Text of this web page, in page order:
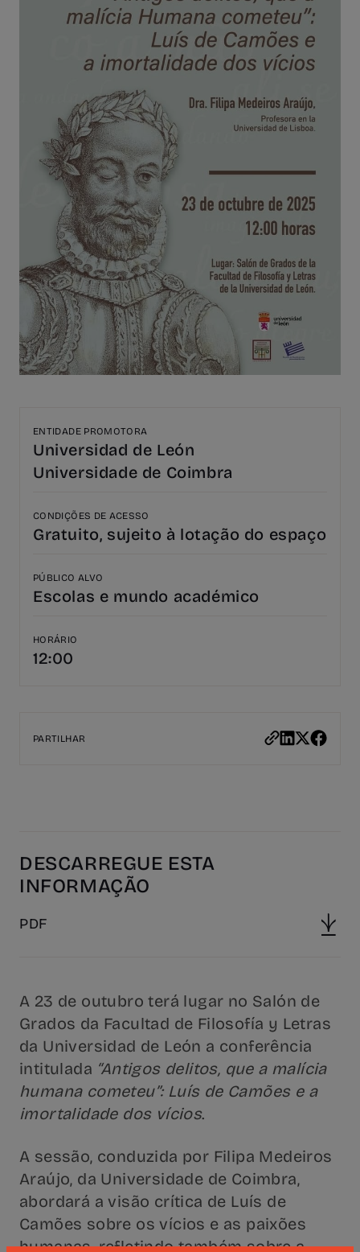
ENTIDADE PROMOTORA
Universidad de León
Universidade de Coimbra
CONDIÇÕES DE ACESSO
Gratuito, sujeito à lotação do espaço
PÚBLICO ALVO
Escolas e mundo académico
HORÁRIO
12:00
PARTILHAR
DESCARREGUE ESTA
INFORMAÇÃO
PDF
A 23 de outubro terá lugar no Salón de
Grados da Facultad de Filosofía y Letras
da Universidad de León a conferência
intitulada “Antigos delitos, que a malícia
humana cometeu”: Luís de Camões e a
imortalidade dos vícios.
A sessão, conduzida por Filipa Medeiros
Araújo, da Universidade de Coimbra,
abordará a visão crítica de Luís de
Camões sobre os vícios e as paixões
humanas, refletindo também sobre a